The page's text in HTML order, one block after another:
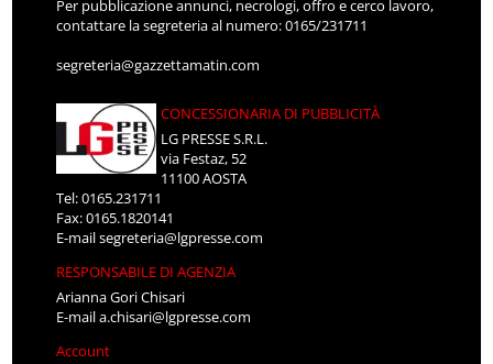
Per pubblicazione annunci, necrologi, offro e cerco lavoro,
contattare la segreteria al numero: 0165/231711
segreteria@gazzettamatin.com
CONCESSIONARIA DI PUBBLICITÀ
LG PRESSE S.R.L.
via Festaz, 52
11100 AOSTA
Tel: 0165.231711
Fax: 0165.1820141
E-mailsegreteria@lgpresse.com
RESPONSABILE DI AGENZIA
Arianna Gori Chisari
E-maila.chisari@lgpresse.com
Account